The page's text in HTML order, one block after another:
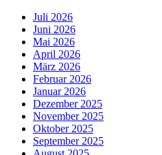
Juli 2026
Juni 2026
Mai 2026
April 2026
März 2026
Februar 2026
Januar 2026
Dezember 2025
November 2025
Oktober 2025
September 2025